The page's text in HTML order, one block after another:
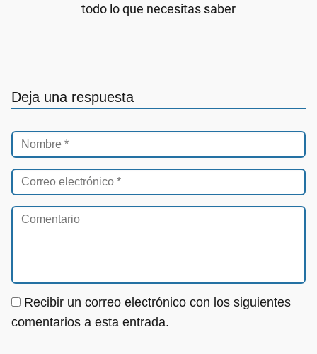
todo lo que necesitas saber
Deja una respuesta
Recibir un correo electrónico con los siguientes
comentarios a esta entrada.